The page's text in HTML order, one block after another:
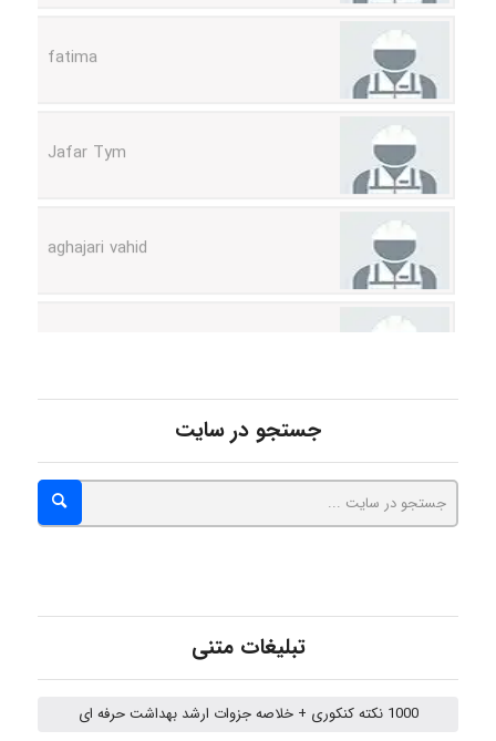
hosein abdolvand
emami
جستجو در سایت
تبلیغات متنی
1000 نکته کنکوری + خلاصه جزوات ارشد بهداشت حرفه ای